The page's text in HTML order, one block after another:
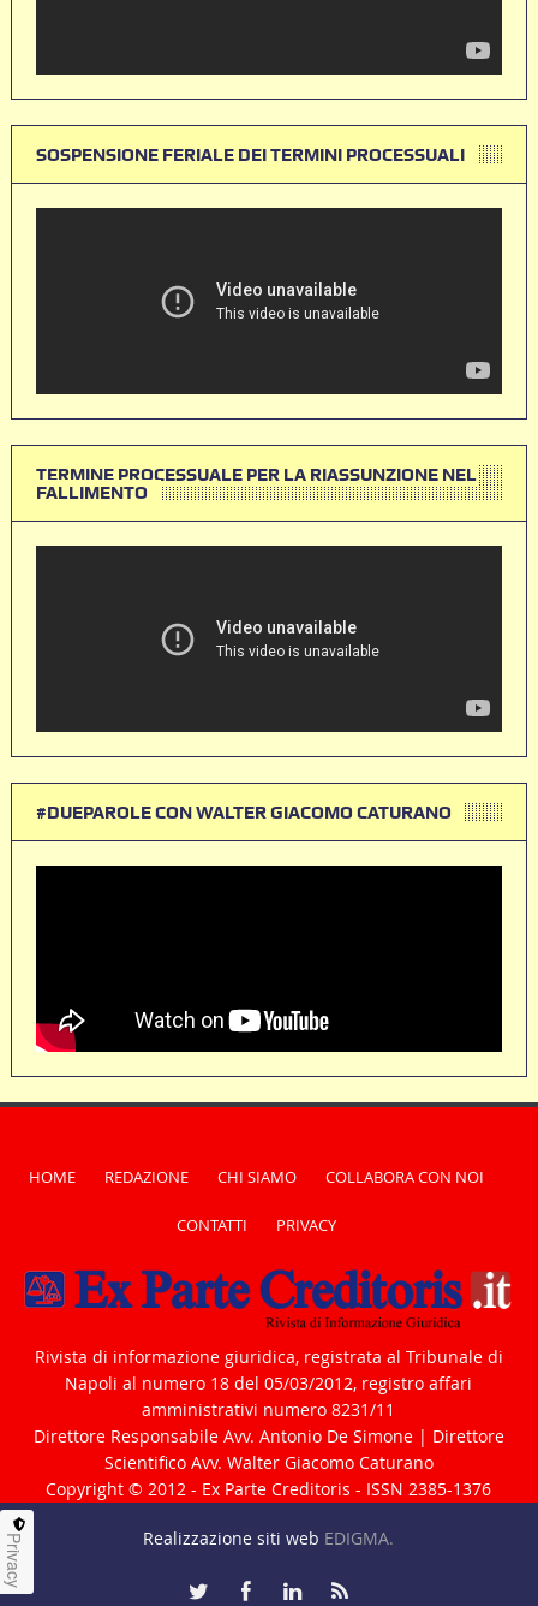
SOSPENSIONE FERIALE DEI TERMINI PROCESSUALI
TERMINE PROCESSUALE PER LA RIASSUNZIONE NEL
FALLIMENTO
#DUEPAROLE CON WALTER GIACOMO CATURANO
HOME REDAZIONE CHI SIAMO COLLABORA CON NOI
CONTATTI PRIVACY
Rivista di informazione giuridica, registrata al Tribunale di
Napoli al numero 18 del 05/03/2012, registro affari
amministrativi numero 8231/11
Direttore Responsabile Avv. Antonio De Simone | Direttore
Scientifico Avv. Walter Giacomo Caturano
Copyright © 2012 - Ex Parte Creditoris - ISSN 2385-1376
Realizzazione siti web EDIGMA.
Privacy